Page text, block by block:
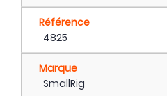
Référence
4825
Marque
SmallRig